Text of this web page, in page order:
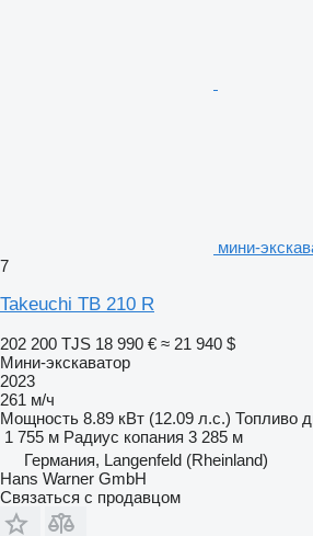
мини-
7
Takeuchi TB 210 R
202 200 TJS 18 990 € ≈ 21 940 $
Мини-экскаватор
2023
261 м/ч
Мощность 8.89 кВт (12.09 л.с.) Топливо
1 755 м Радиус копания 3 285 м
Германия, Langenfeld (Rheinland)
Hans Warner GmbH
Связаться с продавцом